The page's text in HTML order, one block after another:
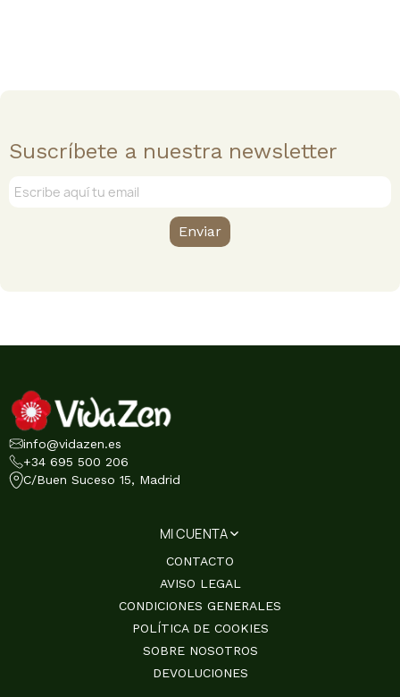
Suscríbete a nuestra newsletter
Enviar
info@vidazen.es
+34 695 500 206
C/Buen Suceso 15, Madrid
MI CUENTA
CONTACTO
AVISO LEGAL
CONDICIONES GENERALES
POLÍTICA DE COOKIES
SOBRE NOSOTROS
DEVOLUCIONES